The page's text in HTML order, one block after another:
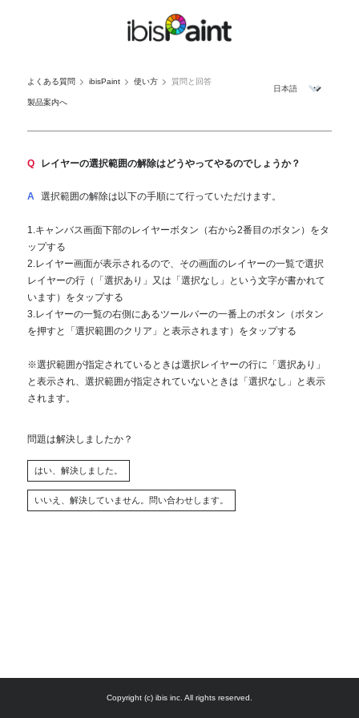
よくある質問 ibisPaint 使い方 質問と回答
製品案内へ
Q レイヤーの選択範囲の解除はどうやってやるのでしょうか？
A 選択範囲の解除は以下の手順にて行っていただけます。
1.キャンバス画面下部のレイヤーボタン（右から2番目のボタン）をタ
ップする
2.レイヤー画面が表示されるので、その画面のレイヤーの一覧で選択
レイヤーの行（「選択あり」又は「選択なし」という文字が書かれて
います）をタップする
3.レイヤーの一覧の右側にあるツールバーの一番上のボタン（ボタン
を押すと「選択範囲のクリア」と表示されます）をタップする
※選択範囲が指定されているときは選択レイヤーの行に「選択あり」
と表示され、選択範囲が指定されていないときは「選択なし」と表示
されます。
問題は解決しましたか？
Copyright (c) ibis inc. All rights reserved.